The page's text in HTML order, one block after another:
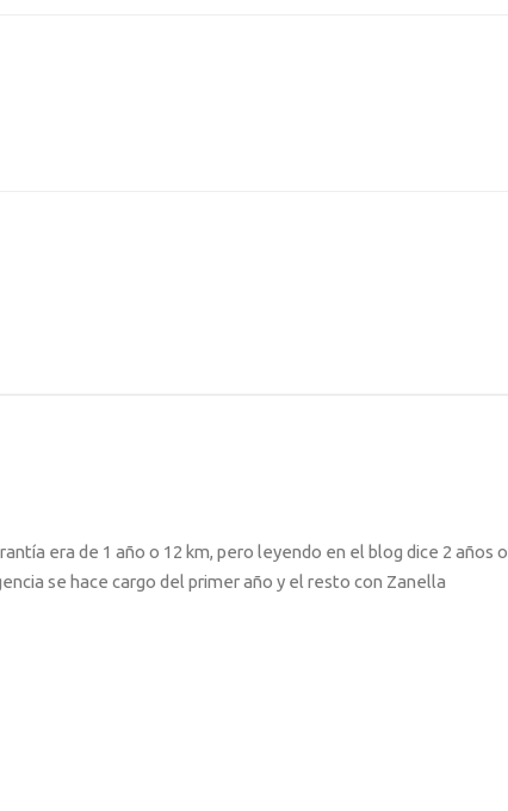
era de 1 año o 12 km, pero leyendo en el blog dice 2 años o
se hace cargo del primer año y el resto con Zanella